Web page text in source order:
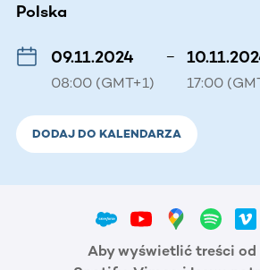
Polska
09.11.2024
08:00 (GMT+1)
–
17:00
DODAJ DO KALENDARZA
Aby wyświetlić treści od